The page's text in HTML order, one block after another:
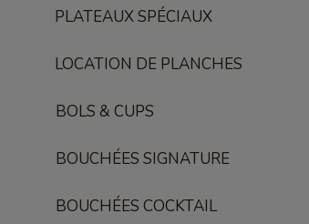
PLATEAUX SPÉCIAUX
LOCATION DE PLANCHES
BOLS & CUPS
BOUCHÉES SIGNATURE
BOUCHÉES COCKTAIL